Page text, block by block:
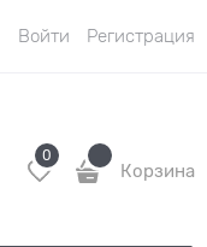
Войти Регистрация
0
Корзина